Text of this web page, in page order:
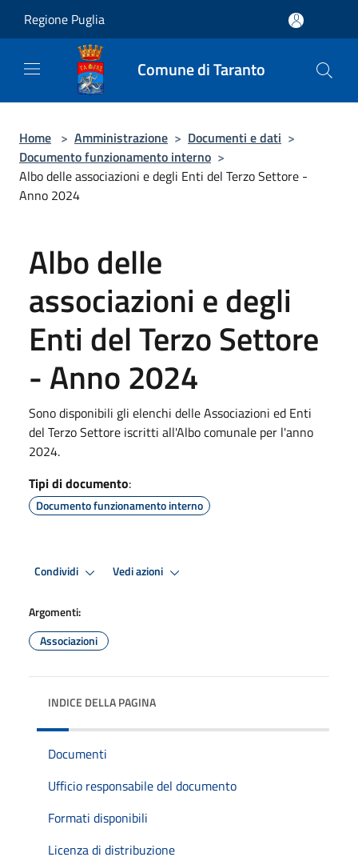
Regione Puglia
Comune di Taranto
Home > Amministrazione > Documenti e dati >
Documento funzionamento interno >
Albo delle associazioni e degli Enti del Terzo Settore -
Anno 2024
Albo delle
associazioni e degli
Enti del Terzo Settore
- Anno 2024
Sono disponibili gli elenchi delle Associazioni ed Enti
del Terzo Settore iscritti all'Albo comunale per l'anno
2024.
Tipi di documento:
Documento funzionamento interno
Condividi Vedi azioni
Argomenti:
Associazioni
INDICE DELLA PAGINA
Documenti
Ufficio responsabile del documento
Formati disponibili
Licenza di distribuzione